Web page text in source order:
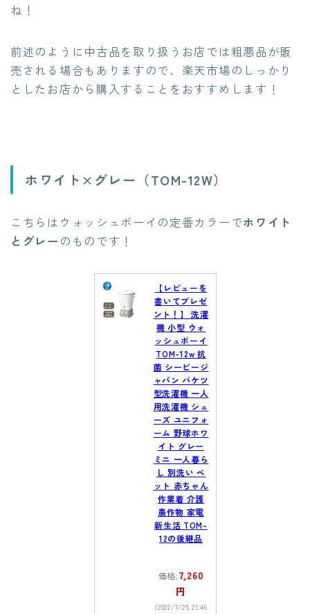
ね！
前述のように中古品を取り扱うお店では粗悪品が販
売される場合もありますので、楽天市場のしっかり
としたお店から購入することをおすすめします！
ホワイト×グレー（TOM-12W）
こちらはウォッシュボーイの定番カラーでホワイト
とグレー のものです！
【レビューを
書いてプレゼ
ント！】 洗濯
機 小型 ウォ
ッシュボーイ
TOM-12w 抗
菌 シービージ
ャパン バケツ
型洗濯機 一人
用洗濯機 シュ
ーズ ユニフォ
ーム 野球ホワ
イト グレー
ミニ 一人暮ら
し 別洗い ペ
ット 赤ちゃん
作業着 介護
農作物 家電
新生活 TOM-
12の後継品
価格:7,260
円
(2022/7/25 21:46